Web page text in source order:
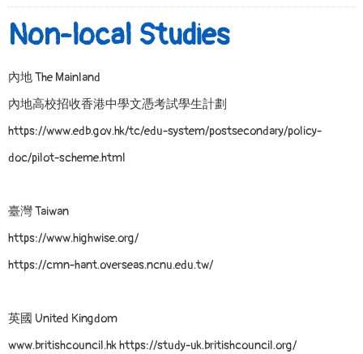
Non-local Studies
內地 The Mainland
內地高校招收香港中學文憑考試學生計劃
https://www.edb.gov.hk/tc/edu-system/postsecondary/policy-
doc/pilot-scheme.html
臺灣 Taiwan
https://www.highwise.org/
https://cmn-hant.overseas.ncnu.edu.tw/
英國 United Kingdom
www.britishcouncil.hkhttps://study-uk.britishcouncil.org/